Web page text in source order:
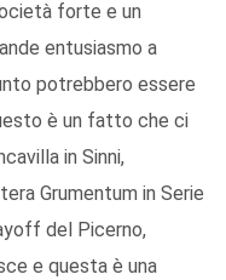
forte e un
entusiasmo a
potrebbero essere
è un fatto che ci
in Sinni,
Grumentum in Serie
del Picerno,
e questa è una